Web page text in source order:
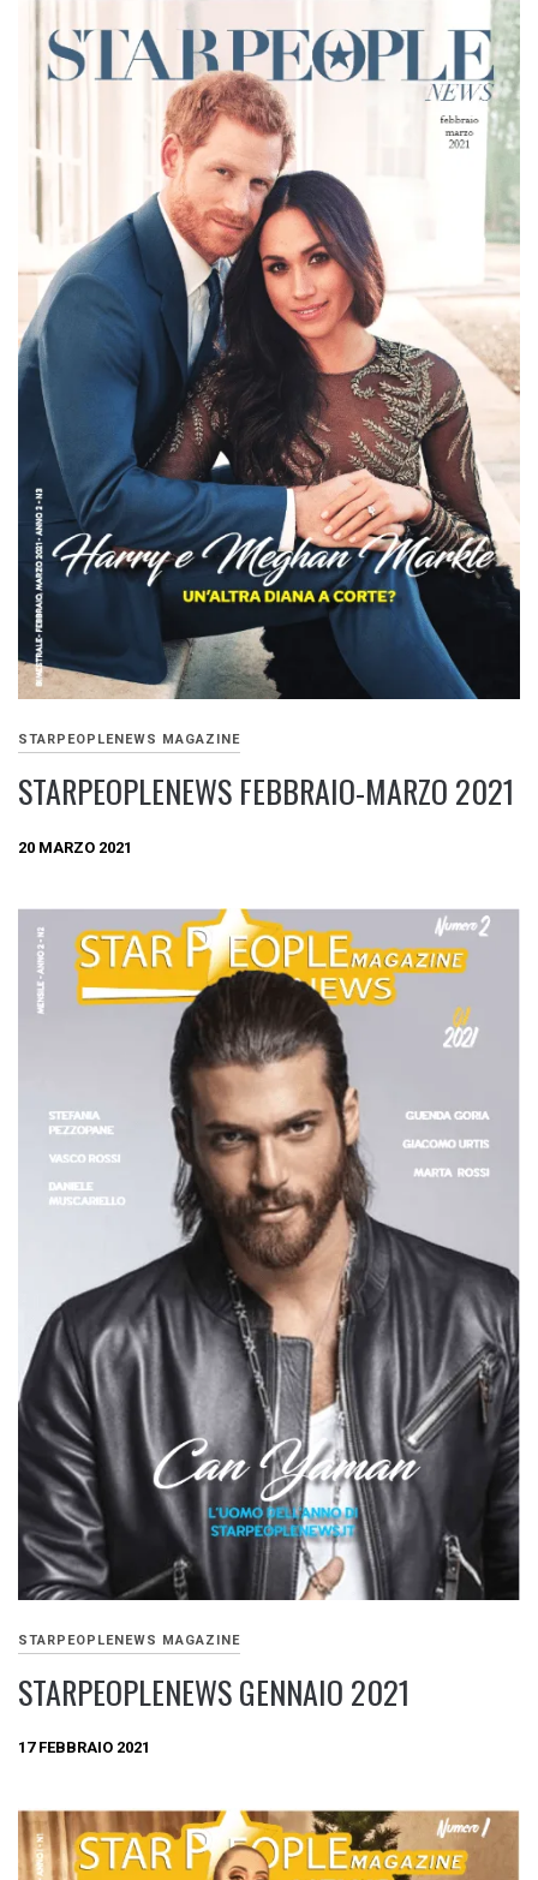
STARPEOPLENEWS MAGAZINE
STARPEOPLENEWS FEBBRAIO-MARZO 2021
20 MARZO 2021
STARPEOPLENEWS MAGAZINE
STARPEOPLENEWS GENNAIO 2021
17 FEBBRAIO 2021